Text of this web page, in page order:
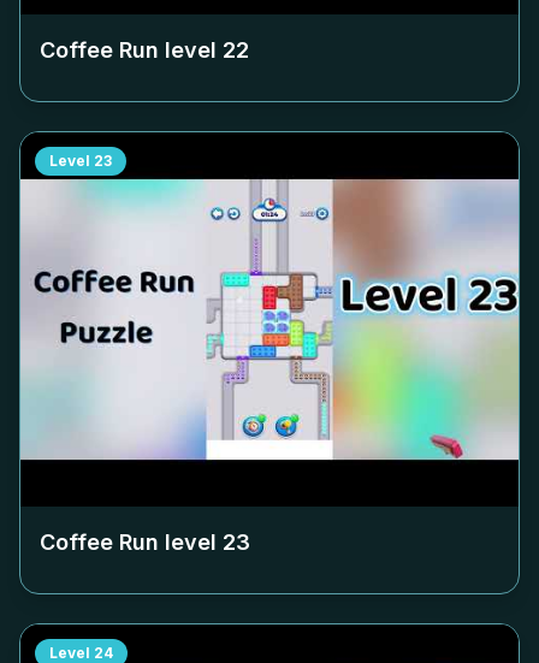
Coffee Run level 22
Level 23
Coffee Run level 23
Level 24